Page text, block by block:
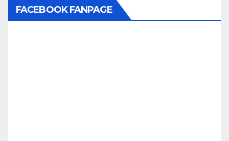
FACEBOOK FANPAGE